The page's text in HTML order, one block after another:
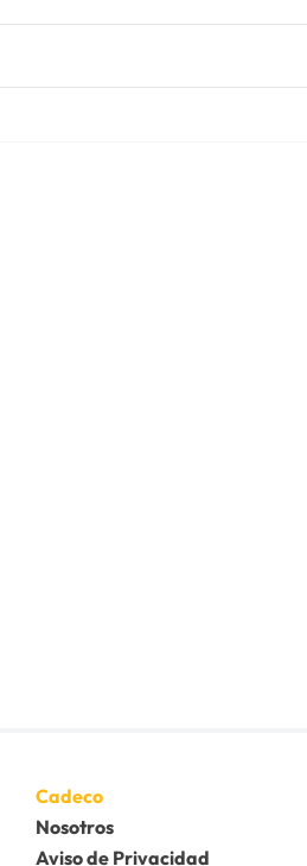
Cadeco
Nosotros
Aviso de Privacidad